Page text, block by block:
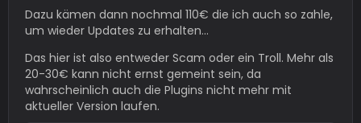
Dazu kämen dann nochmal 110€ die ich auch so zahle,
um wieder Updates zu erhalten...
Das hier ist also entweder Scam oder ein Troll. Mehr als
20-30€ kann nicht ernst gemeint sein, da
wahrscheinlich auch die Plugins nicht mehr mit
aktueller Version laufen.